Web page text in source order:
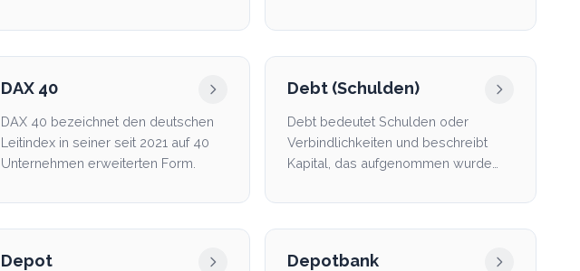
DAX 40
DAX 40 bezeichnet den deutschen
Leitindex in seiner seit 2021 auf 40
Unternehmen erweiterten Form.
Debt (Schulden)
Debt bedeutet Schulden oder
Verbindlichkeiten und beschreibt
Kapital, das aufgenommen wurde
Depot Depotbank